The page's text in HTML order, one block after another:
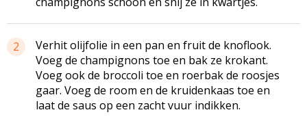
2
Verhit olijfolie in een pan en fruit de knoflook.
Voeg de champignons toe en bak ze krokant.
Voeg ook de broccoli toe en roerbak de roosjes
gaar. Voeg de room en de kruidenkaas toe en
laat de saus op een zacht vuur indikken.